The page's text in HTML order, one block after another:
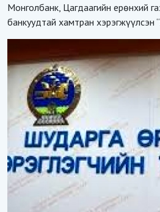
Монголбанк, Цагдаагийн ерөнхий
банкуудтай хамтран хэрэгжүүлсэн